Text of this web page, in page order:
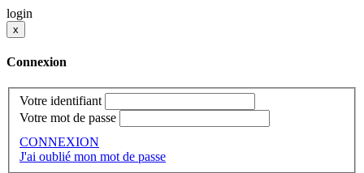
login
x
Connexion
Votre identifiant
Votre mot de passe
CONNEXION
J'ai oublié mon mot de passe